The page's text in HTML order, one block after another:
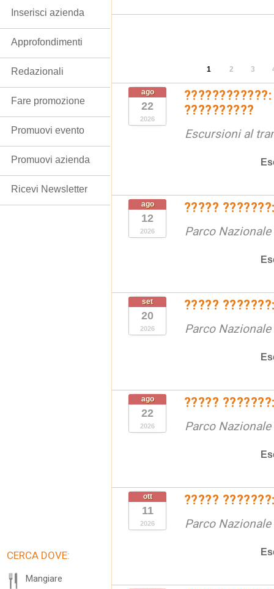
1 2 3
ago
22
2026
??????????
Escursioni al
ago
12
2026
?????
Parco
set
20
2026
?????
Parco
ago
22
2026
?????
Parco
ott
11
2026
?????
Parco
Inserisci azienda
Approfondimenti
Redazionali
Fare promozione
Promuovi evento
Promuovi azienda
Ricevi Newsletter
CERCA DOVE:
Mangiare